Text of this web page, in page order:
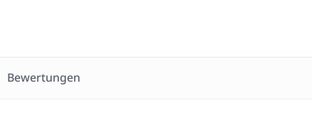
Bewertungen